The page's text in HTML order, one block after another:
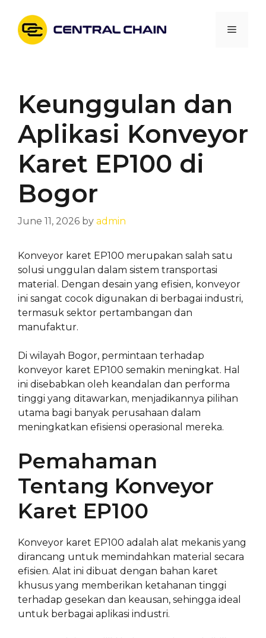
content
Menu
Keunggulan dan
Aplikasi Konveyor
Karet EP100 di
Bogor
June 11, 2026 by admin
Konveyor karet EP100 merupakan salah satu
solusi unggulan dalam sistem transportasi
material. Dengan desain yang efisien, konveyor
ini sangat cocok digunakan di berbagai industri,
termasuk sektor pertambangan dan
manufaktur.
Di wilayah Bogor, permintaan terhadap
konveyor karet EP100 semakin meningkat. Hal
ini disebabkan oleh keandalan dan performa
tinggi yang ditawarkan, menjadikannya pilihan
utama bagi banyak perusahaan dalam
meningkatkan efisiensi operasional mereka.
Pemahaman
Tentang Konveyor
Karet EP100
Konveyor karet EP100 adalah alat mekanis yang
dirancang untuk memindahkan material secara
efisien. Alat ini dibuat dengan bahan karet
khusus yang memberikan ketahanan tinggi
terhadap gesekan dan keausan, sehingga ideal
untuk berbagai aplikasi industri.